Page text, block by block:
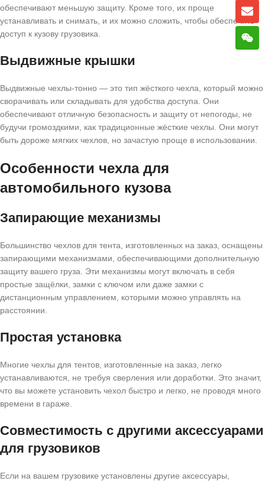
обеспечивают меньшую защиту. Кроме того, их проще
устанавливать и снимать, и их можно сложить, чтобы обеспечить
доступ к кузову грузовика.
Выдвижные крышки
Выдвижные чехлы-тонно — это тип жёсткого чехла, который можно
сворачивать или складывать для удобства доступа. Они
обеспечивают отличную безопасность и защиту от непогоды, не
будучи громоздкими, как традиционные жёсткие чехлы. Они могут
быть дороже мягких чехлов, но зачастую проще в использовании.
Особенности чехла для
автомобильного кузова
Запирающие механизмы
Большинство чехлов для тента, изготовленных на заказ, оснащены
запирающими механизмами, обеспечивающими дополнительную
защиту вашего груза. Эти механизмы могут включать в себя
простые защёлки, замки с ключом или даже замки с
дистанционным управлением, которыми можно управлять на
расстоянии.
Простая установка
Многие чехлы для тентов, изготовленные на заказ, легко
устанавливаются, не требуя сверления или доработки. Это значит,
что вы можете установить чехол быстро и легко, не проводя много
времени в гараже.
Совместимость с другими аксессуарами
для грузовиков
Если на вашем грузовике установлены другие аксессуары,